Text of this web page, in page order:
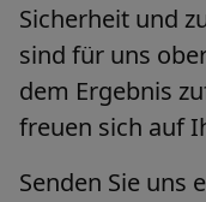
Sicherheit und
sind für uns
dem Ergebnis
freuen sich auf
Senden Sie uns